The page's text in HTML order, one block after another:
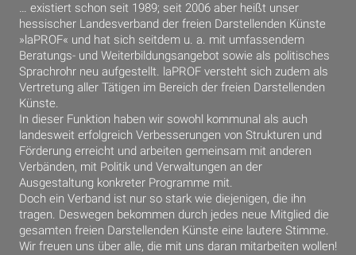
… existiert schon seit 1989; seit 2006 aber heißt unser
hessischer Landesverband der freien Darstellenden Künste
»laPROF« und hat sich seitdem u. a. mit umfassendem
Beratungs- und Weiterbildungsangebot sowie als politisches
Sprachrohr neu aufgestellt. laPROF versteht sich zudem als
Vertretung aller Tätigen im Bereich der freien Darstellenden
Künste.
In dieser Funktion haben wir sowohl kommunal als auch
landesweit erfolgreich Verbesserungen von Strukturen und
Förderung erreicht und arbeiten gemeinsam mit anderen
Verbänden, mit Politik und Verwaltungen an der
Ausgestaltung konkreter Programme mit.
Doch ein Verband ist nur so stark wie diejenigen, die ihn
tragen. Deswegen bekommen durch jedes neue Mitglied die
gesamten freien Darstellenden Künste eine lautere Stimme.
Wir freuen uns über alle, die mit uns daran mitarbeiten wollen!